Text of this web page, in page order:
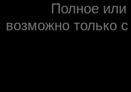
Полное или
возможно только